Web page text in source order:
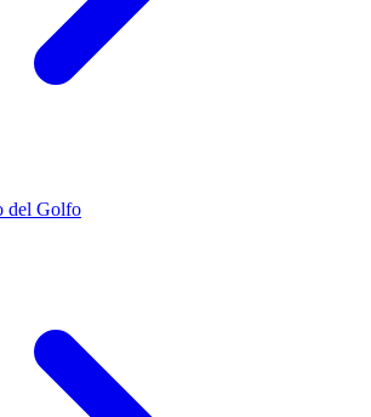
del Golfo